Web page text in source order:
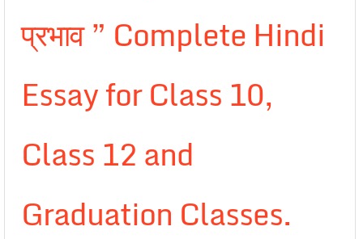
प्रभाव ” Complete Hindi
Essay for Class 10,
Class 12 and
Graduation Classes.